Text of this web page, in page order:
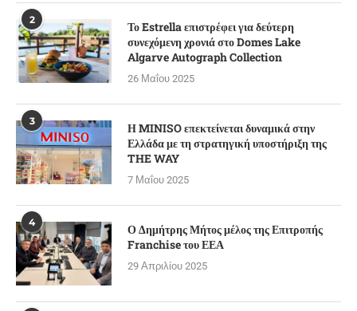
2
Το Estrella επιστρέφει για δεύτερη
συνεχόμενη χρονιά στο Domes Lake
Algarve Autograph Collection
26 Μαΐου 2025
3
Η MINISO επεκτείνεται δυναμικά στην
Ελλάδα με τη στρατηγική υποστήριξη της
THE WAY
7 Μαΐου 2025
4
Ο Δημήτρης Μήτος μέλος της Επιτροπής
Franchise του ΕΕΑ
29 Απριλίου 2025